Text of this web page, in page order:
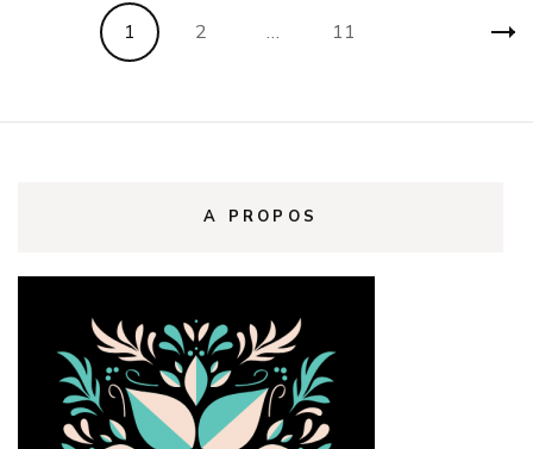
Pagination
Page
1 Page
2 … Page
11
A PROPOS